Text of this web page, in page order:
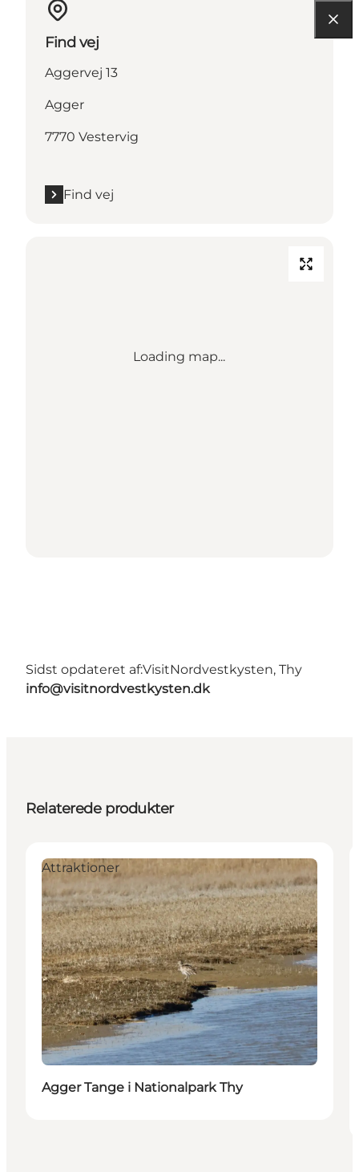
Find vej
Aggervej 13
Agger
7770 Vestervig
Find vej
Loading map...
Sidst opdateret af:VisitNordvestkysten, Thy
info@visitnordvestkysten.dk
Relaterede produkter
Attraktioner
Agger Tange i Nationalpark Thy